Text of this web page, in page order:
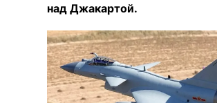
над Джакартой.